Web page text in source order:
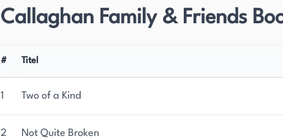
Callaghan Family & Friends
# Titel
1 Two of a Kind
2 Not Quite Broken